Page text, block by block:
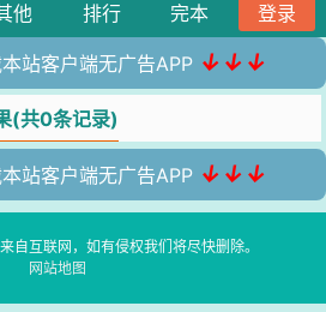
他 排行 完本 登录
站客户端无广告APP ↓↓↓
(共0条记录)
站客户端无广告APP ↓↓↓
自互联网，如有侵权我们将尽快删除。
网站地图